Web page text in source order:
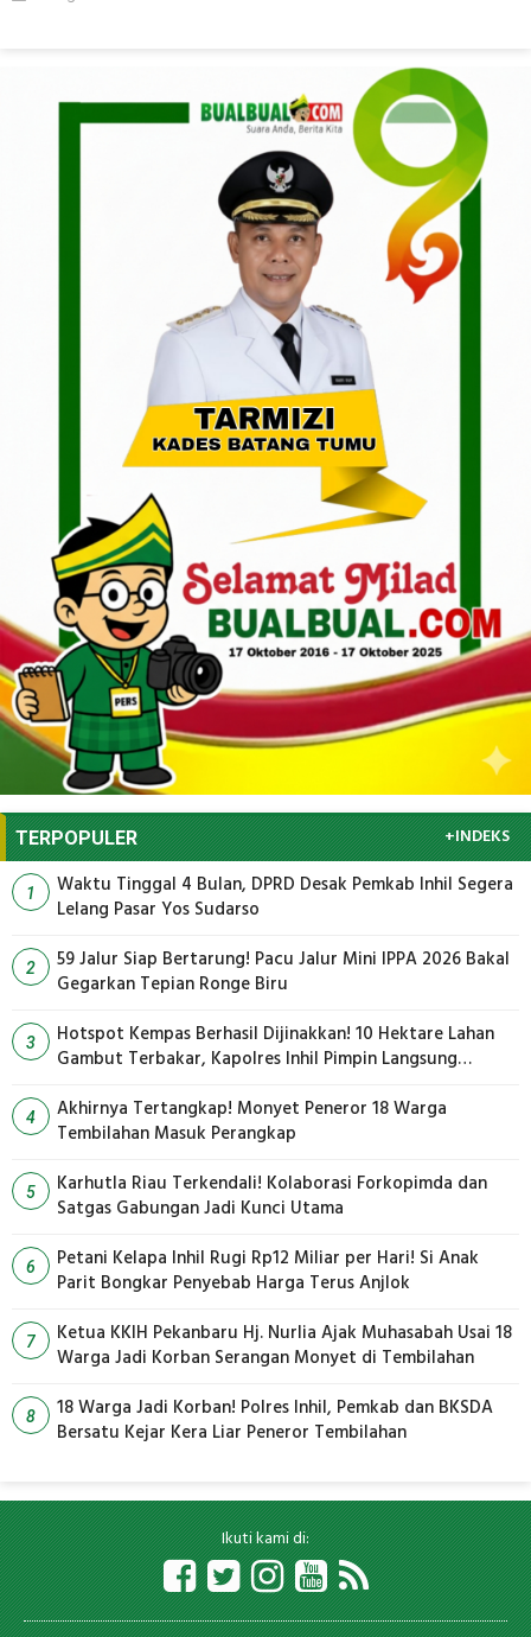
TERPOPULER +INDEKS
1
Waktu Tinggal 4 Bulan, DPRD Desak Pemkab Inhil Segera
Lelang Pasar Yos Sudarso
2
59 Jalur Siap Bertarung! Pacu Jalur Mini IPPA 2026 Bakal
Gegarkan Tepian Ronge Biru
3
Hotspot Kempas Berhasil Dijinakkan! 10 Hektare Lahan
Gambut Terbakar, Kapolres Inhil Pimpin Langsung
4
Akhirnya Tertangkap! Monyet Peneror 18 Warga
Tembilahan Masuk Perangkap
5
Karhutla Riau Terkendali! Kolaborasi Forkopimda dan
Satgas Gabungan Jadi Kunci Utama
6
Petani Kelapa Inhil Rugi Rp12 Miliar per Hari! Si Anak
Parit Bongkar Penyebab Harga Terus Anjlok
7
Ketua KKIH Pekanbaru Hj. Nurlia Ajak Muhasabah Usai 18
Warga Jadi Korban Serangan Monyet di Tembilahan
8
18 Warga Jadi Korban! Polres Inhil, Pemkab dan BKSDA
Bersatu Kejar Kera Liar Peneror Tembilahan
Ikuti kami di: